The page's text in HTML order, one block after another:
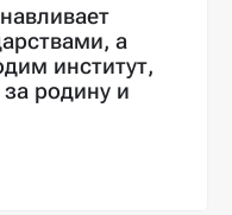
а
институт,
родину и